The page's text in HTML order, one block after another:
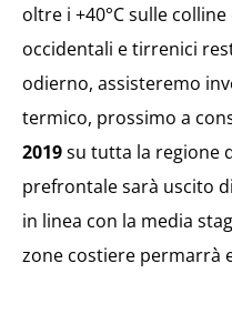
oltre i +40°C sulle
occidentali e tirrenici
odierno, assisteremo
termico, prossimo a
2019su tutta la regione
prefrontale sarà uscito
in linea con la media
zone costiere permarrà